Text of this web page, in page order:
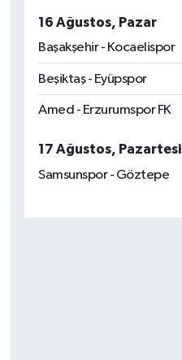
16 Ağustos, Pazar
Başakşehir - Kocaelispor
Beşiktaş - Eyüpspor
Amed - Erzurumspor FK
17 Ağustos, Pazartesi
Samsunspor - Göztepe